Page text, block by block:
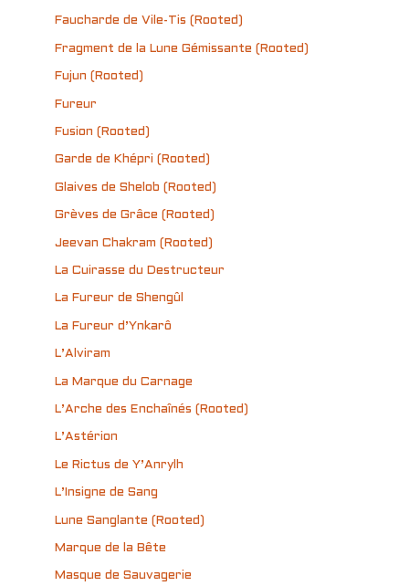
Faucharde de Vile-Tis (Rooted)
Fragment de la Lune Gémissante (Rooted)
Fujun (Rooted)
Fureur
Fusion (Rooted)
Garde de Khépri (Rooted)
Glaives de Shelob (Rooted)
Grèves de Grâce (Rooted)
Jeevan Chakram (Rooted)
La Cuirasse du Destructeur
La Fureur de Shengûl
La Fureur d’Ynkarô
L’Alviram
La Marque du Carnage
L’Arche des Enchaînés (Rooted)
L’Astérion
Le Rictus de Y’Anrylh
L’Insigne de Sang
Lune Sanglante (Rooted)
Marque de la Bête
Masque de Sauvagerie